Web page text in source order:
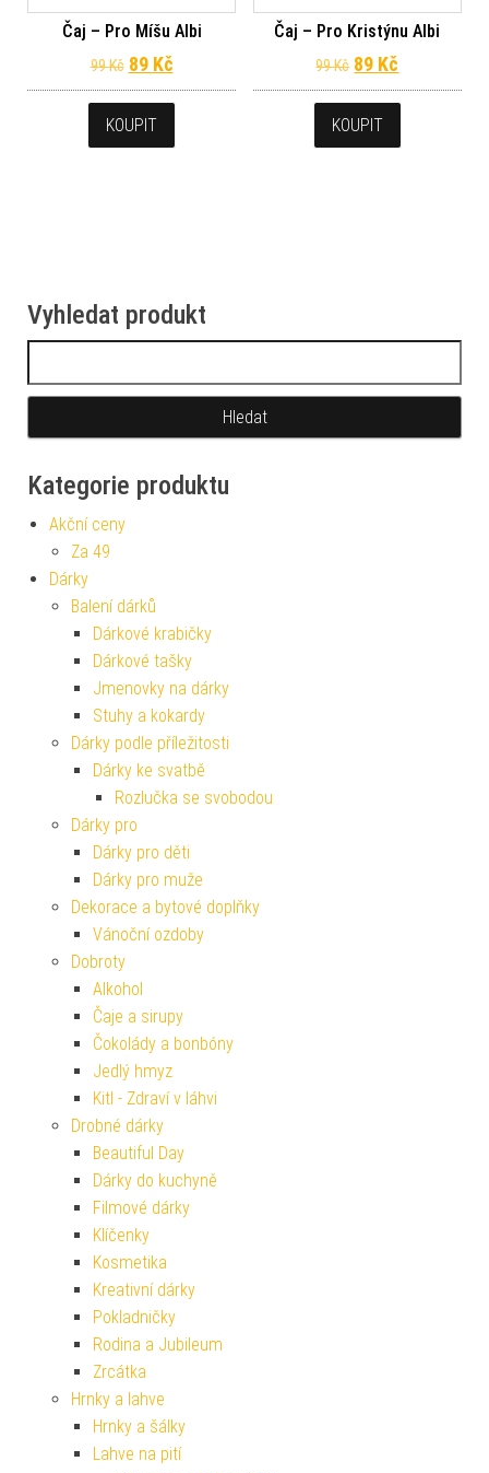
Čaj – Pro Míšu Albi
99Kč Původní cena byla: 99 Kč.
89 KčAktuální cena je: 89 Kč.
KOUPIT
Čaj – Pro Kristýnu Albi
99Kč Původní cena
89 Kč
KOUPIT
Vyhledat produkt
Kategorie produktu
Akční ceny
Za 49
Dárky
Balení dárků
Dárkové krabičky
Dárkové tašky
Jmenovky na dárky
Stuhy a kokardy
Dárky podle příležitosti
Dárky ke svatbě
Rozlučka se svobodou
Dárky pro
Dárky pro děti
Dárky pro muže
Dekorace a bytové doplňky
Vánoční ozdoby
Dobroty
Alkohol
Čaje a sirupy
Čokolády a bonbóny
Jedlý hmyz
Kitl - Zdraví v láhvi
Drobné dárky
Beautiful Day
Dárky do kuchyně
Filmové dárky
Klíčenky
Kosmetika
Kreativní dárky
Pokladničky
Rodina a Jubileum
Zrcátka
Hrnky a lahve
Hrnky a šálky
Lahve na pití